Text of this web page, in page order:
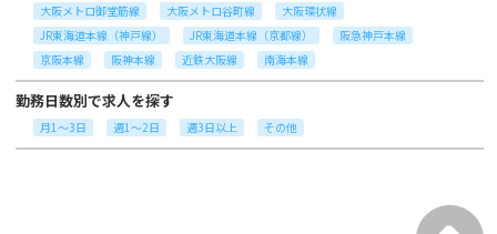
大阪メトロ御堂筋線 大阪メトロ谷町線
大阪環状線
JR東海道本線（神戸線）
JR東海道本線（京都線）
阪急神戸本線
京阪本線
阪神本線 近鉄大阪線 南海本線
勤務日数別で求人を探す
月1～3日 週1～2日 週3日以上 その他